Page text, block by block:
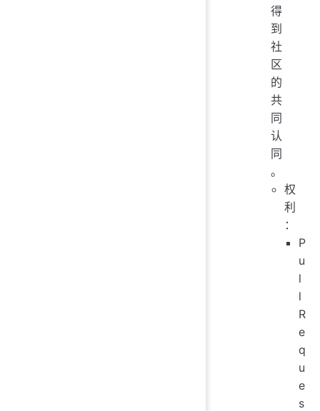
得
到
社
区
的
共
同
认
同
。
权
利
：
P
u
l
l
R
e
q
u
e
s